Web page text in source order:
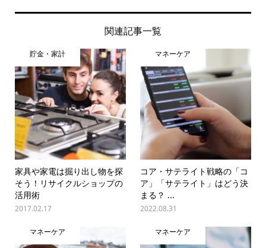
関連記事一覧
貯金・家計
家具や家電は掘り出し物を探
そう！リサイクルショップの
活用術
2017.02.17
マネーケア
コア・サテライト戦略の「コ
ア」「サテライト」はどう決
まる？ ...
2022.08.31
マネーケア マネーケア